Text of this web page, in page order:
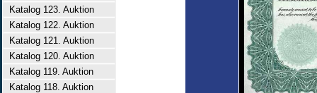
Katalog 123. Auktion
Katalog 122. Auktion
Katalog 121. Auktion
Katalog 120. Auktion
Katalog 119. Auktion
Katalog 118. Auktion